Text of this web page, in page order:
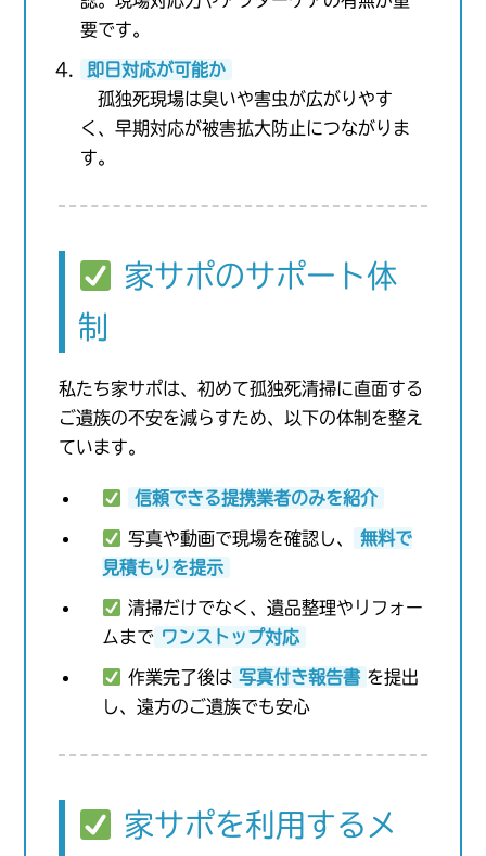
要です。
即日対応が可能か
孤独死現場は臭いや害虫が広がりやす
く、早期対応が被害拡大防止につながりま
す。
家サポのサポート体
制
私たち家サポは、初めて孤独死清掃に直面する
ご遺族の不安を減らすため、以下の体制を整え
ています。
信頼できる提携業者のみを紹介
写真や動画で現場を確認し、
無料で
見積もりを提示
清掃だけでなく、遺品整理やリフォー
ムまで ワンストップ対応
作業完了後は 写真付き報告書 を提出
し、遠方のご遺族でも安心
家サポを利用するメ